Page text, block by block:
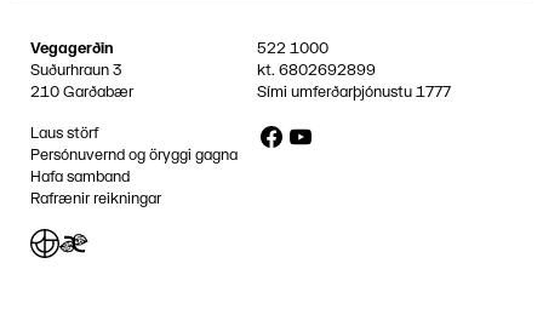
Vegagerðin
Suðurhraun 3
210 Garðabær
522 1000
kt.6802692899
Sími umferðarþjónustu1777
Laus störf
Persónuvernd og öryggi gagna
Hafa samband
Rafrænir reikningar
FacebookYouTube
Jafnlaunavottun
Græn Skref